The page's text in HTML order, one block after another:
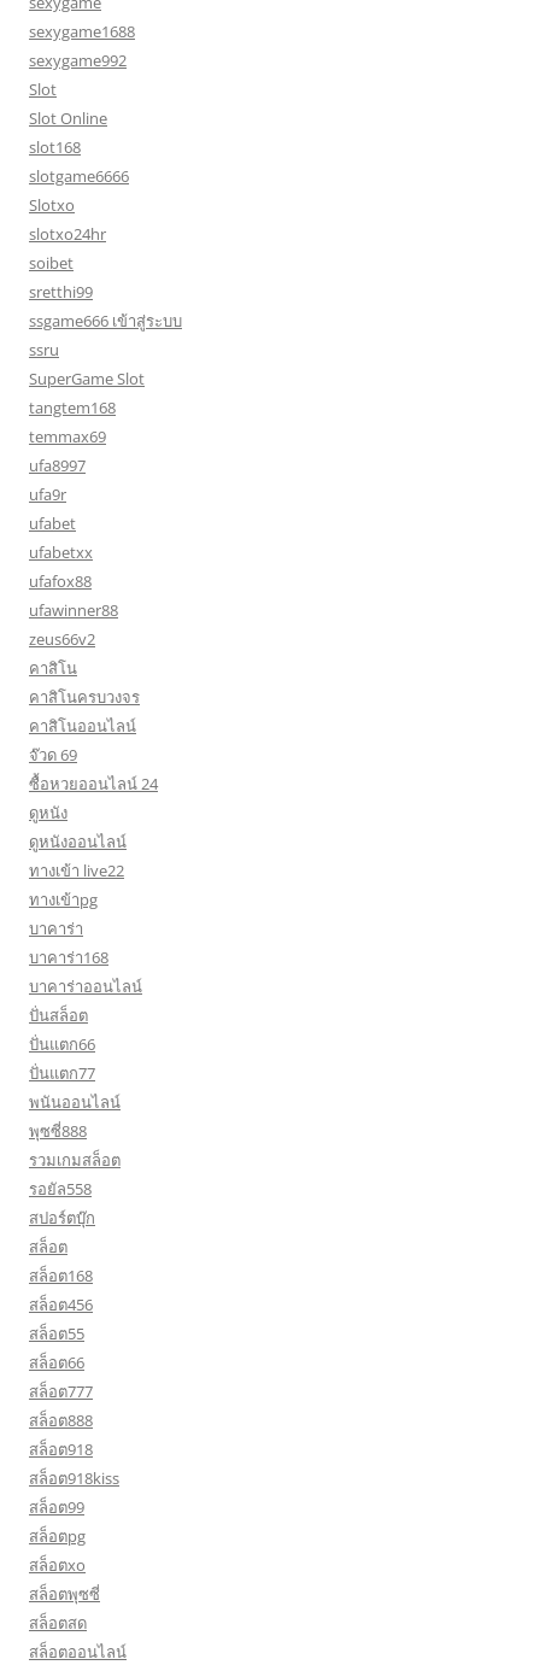
sexygame1688
sexygame992
Slot
Slot Online
slot168
slotgame6666
Slotxo
slotxo24hr
soibet
sretthi99
ssgame666 เข้าสู่ระบบ
ssru
SuperGame Slot
tangtem168
temmax69
ufa8997
ufa9r
ufabet
ufabetxx
ufafox88
ufawinner88
zeus66v2
คาสิโน
คาสิโนครบวงจร
คาสิโนออนไลน์
จ๊วด 69
ซื้อหวยออนไลน์ 24
ดูหนัง
ดูหนังออนไลน์
ทางเข้า live22
ทางเข้าpg
บาคาร่า
บาคาร่า168
บาคาร่าออนไลน์
ปั่นสล็อต
ปั่นแตก66
ปั่นแตก77
พนันออนไลน์
พุซซี่888
รวมเกมสล็อต
รอยัล558
สปอร์ตบุ๊ก
สล็อต
สล็อต168
สล็อต456
สล็อต55
สล็อต66
สล็อต777
สล็อต888
สล็อต918
สล็อต918kiss
สล็อต99
สล็อตpg
สล็อตxo
สล็อตพุซซี่
สล็อตสด
สล็อตออนไลน์